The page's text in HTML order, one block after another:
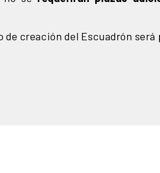
de creación del Escuadrón será